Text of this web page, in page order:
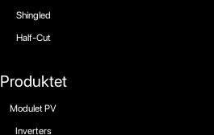
Produktet
Modulet PV
Inverters
Shingled
Half-Cut